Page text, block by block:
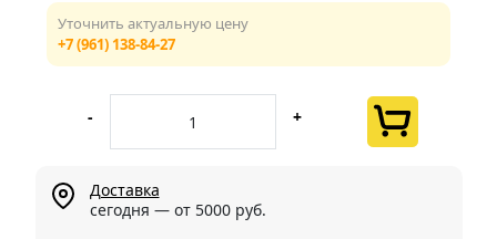
Уточнить актуальную цену
+7 (961) 138-84-27
- +
Доставка
сегодня — от 5000 руб.